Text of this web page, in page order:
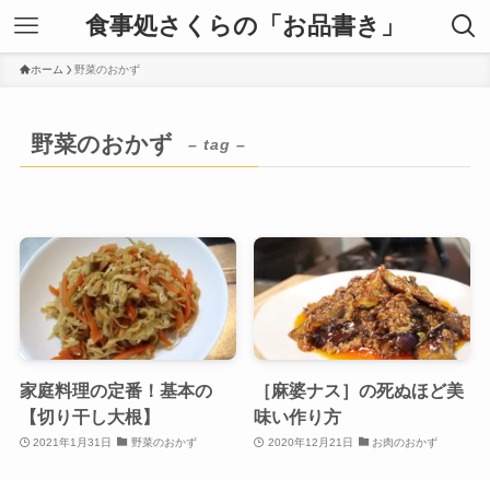
食事処さくらの「お品書き」
ホーム 野菜のおかず
野菜のおかず – tag –
家庭料理の定番！基本の
【切り干し大根】
2021年1月31日 野菜のおかず
［麻婆ナス］の死ぬほど美
味い作り方
2020年12月21日 お肉のおかず